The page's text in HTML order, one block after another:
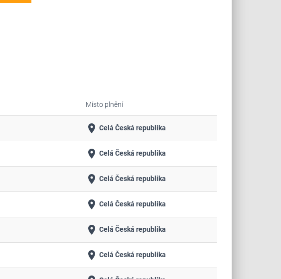
Místo plnění
place Celá Česká republika
place Celá Česká republika
place Celá Česká republika
place Celá Česká republika
place Celá Česká republika
place Celá Česká republika